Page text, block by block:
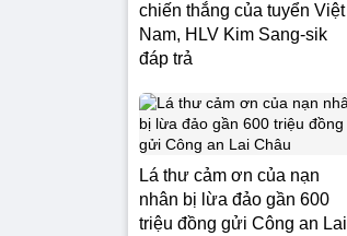
chiến thắng của tuyển Việt
Nam, HLV Kim Sang-sik
đáp trả
Lá thư cảm ơn của nạn
nhân bị lừa đảo gần 600
triệu đồng gửi Công an Lai